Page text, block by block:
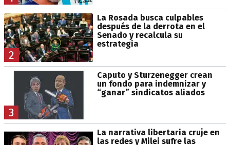
2
La Rosada busca culpables
después de la derrota en el
Senado y recalcula su
estrategia
3
Caputo y Sturzenegger crean
un fondo para indemnizar y
“ganar” sindicatos aliados
La narrativa libertaria cruje en
las redes y Milei sufre las